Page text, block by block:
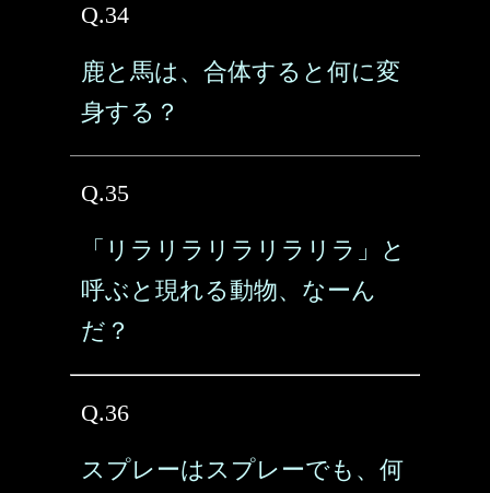
Q.34
鹿と馬は、合体すると何に変
身する？
Q.35
「リラリラリラリラリラ」と
呼ぶと現れる動物、なーん
だ？
Q.36
スプレーはスプレーでも、何